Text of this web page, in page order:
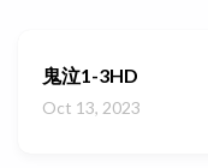
鬼泣1-3HD
Oct 13, 2023